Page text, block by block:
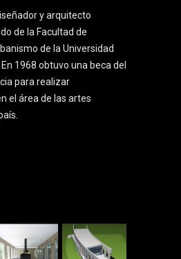
y arquitecto
de la Facultad de
de la Universidad
1968 obtuvo una beca del
para realizar
el área de las artes